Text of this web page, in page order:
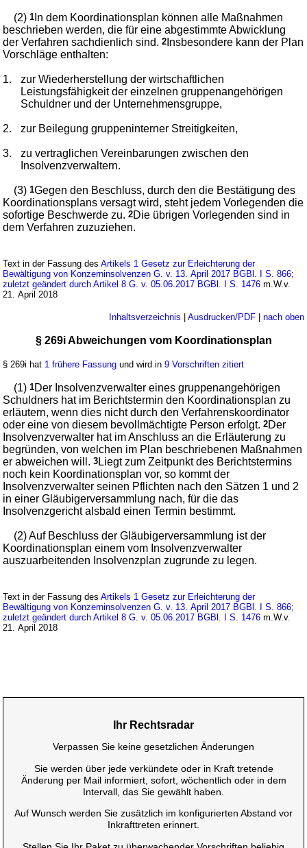
(2)1 In dem Koordinationsplan können alle Maßnahmen
beschrieben werden, die für eine abgestimmte Abwicklung
der Verfahren sachdienlich sind.2 Insbesondere kann der Plan
Vorschläge enthalten:
1.
zur Wiederherstellung der wirtschaftlichen
Leistungsfähigkeit der einzelnen gruppenangehörigen
Schuldner und der Unternehmensgruppe,
2. zur Beilegung gruppeninterner Streitigkeiten,
3.
zu vertraglichen Vereinbarungen zwischen den
Insolvenzverwaltern.
(3)1Gegen den Beschluss, durch den die Bestätigung des
Koordinationsplans versagt wird, steht jedem Vorlegenden die
sofortige Beschwerde zu.2Die übrigen Vorlegenden sind in
dem Verfahren zuzuziehen.
Text in der Fassung desArtikels 1 Gesetz zur Erleichterung der
Bewältigung von Konzerninsolvenzen G. v. 13. April 2017 BGBl. I S. 866;
zuletzt geändert durch Artikel 8 G. v. 05.06.2017 BGBl. I S. 1476 m.W.v.
21. April 2018
Inhaltsverzeichnis Ausdrucken/PDF| nach oben
§ 269i Abweichungen vom Koordinationsplan
§ 269i hat 1 frühere Fassung und wird in9 Vorschriften zitiert
(1)1Der Insolvenzverwalter eines gruppenangehörigen
Schuldners hat im Berichtstermin den Koordinationsplan zu
erläutern, wenn dies nicht durch den Verfahrenskoordinator
oder eine von diesem bevollmächtigte Person erfolgt.2Der
Insolvenzverwalter hat im Anschluss an die Erläuterung zu
begründen, von welchen im Plan beschriebenen Maßnahmen
er abweichen will.3 Liegt zum Zeitpunkt des Berichtstermins
noch kein Koordinationsplan vor, so kommt der
Insolvenzverwalter seinen Pflichten nach den Sätzen 1 und 2
in einer Gläubigerversammlung nach, für die das
Insolvenzgericht alsbald einen Termin bestimmt.
(2) Auf Beschluss der Gläubigerversammlung ist der
Koordinationsplan einem vom Insolvenzverwalter
auszuarbeitenden Insolvenzplan zugrunde zu legen.
Text in der Fassung desArtikels 1 Gesetz zur Erleichterung der
Bewältigung von Konzerninsolvenzen G. v. 13. April 2017 BGBl. I S. 866;
zuletzt geändert durch Artikel 8 G. v. 05.06.2017 BGBl. I S. 1476 m.W.v.
21. April 2018
Ihr Rechtsradar
Verpassen Sie keine gesetzlichen Änderungen
Sie werden über jede verkündete oder in Kraft tretende
Änderung per Mail informiert, sofort, wöchentlich oder in dem
Intervall, das Sie gewählt haben.
Auf Wunsch werden Sie zusätzlich im konfigurierten Abstand vor
Inkrafttreten erinnert.